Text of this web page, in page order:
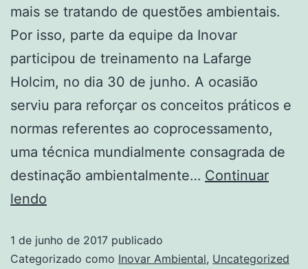
mais se tratando de questões ambientais.
Por isso, parte da equipe da Inovar
participou de treinamento na Lafarge
Holcim, no dia 30 de junho. A ocasião
serviu para reforçar os conceitos práticos e
normas referentes ao coprocessamento,
uma técnica mundialmente consagrada de
destinação ambientalmente… Continuar
lendo
1 de junho de 2017 publicado
Categorizado como Inovar Ambiental, Uncategorized